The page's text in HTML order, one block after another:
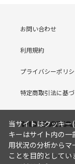
お問い合わせ
利用規約
プライバシーポリ
特定商取引法に基
COPYRIGHT (C) I-O
当サイトはクッキ
キーはサイト内の
用状況の分析からマ
ことを目的としてい